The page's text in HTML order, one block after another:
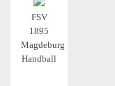
FSV
1895
Magdeburg
Handball